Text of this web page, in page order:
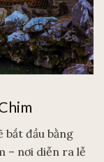
bắt đầu bằng
– nơi diễn ra lễ